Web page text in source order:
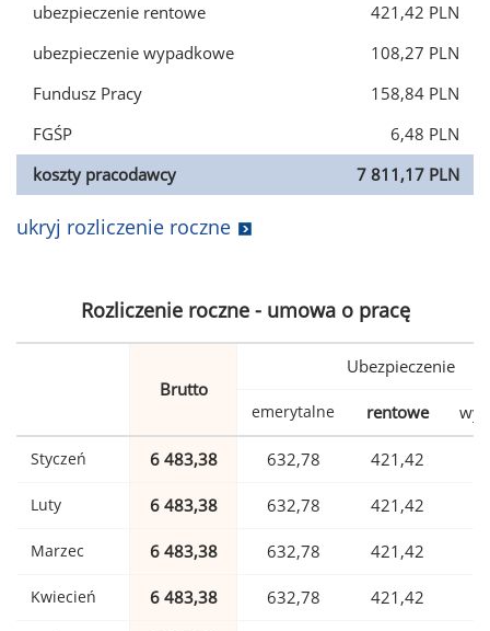
ubezpieczenie rentowe
421,42 PLN
ubezpieczenie wypadkowe
108,27 PLN
Fundusz Pracy
158,84 PLN
FGŚP
6,48 PLN
koszty pracodawcy
7 811,17 PLN
ukryj rozliczenie roczne
Rozliczenie roczne - umowa o pracę
Brutto
Ubezpieczenie
emerytalne rentowe
Styczeń 6 483,38 632,78 421,42
Luty 6 483,38 632,78 421,42
Marzec 6 483,38 632,78 421,42
Kwiecień 6 483,38 632,78 421,42